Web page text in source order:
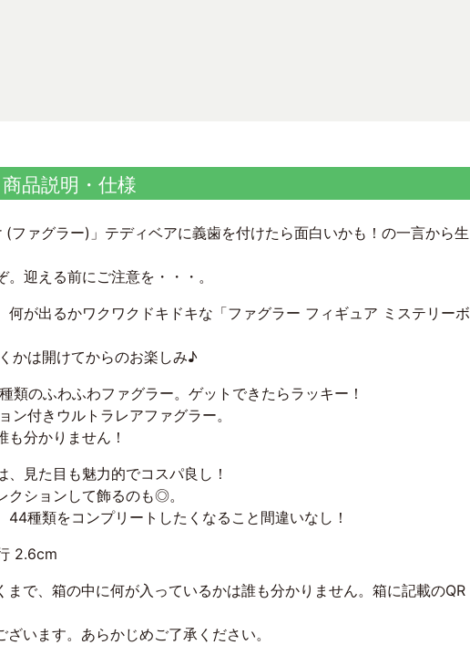
商品説明・仕様
ァグラー)」テディベアに義歯を付けたら面白いかも！の一言から生
迎える前にご注意を・・・。
が出るかワクワクドキドキな「ファグラー フィギュア ミステリーボ
かは開けてからのお楽しみ♪
のふわふわファグラー。ゲットできたらラッキー！
付きウルトラレアファグラー。
分かりません！
見た目も魅力的でコスパ良し！
クションして飾るのも◎。
種類をコンプリートしたくなること間違いなし！
2.6cm
で、箱の中に何が入っているかは誰も分かりません。箱に記載のQR
います。あらかじめご了承ください。